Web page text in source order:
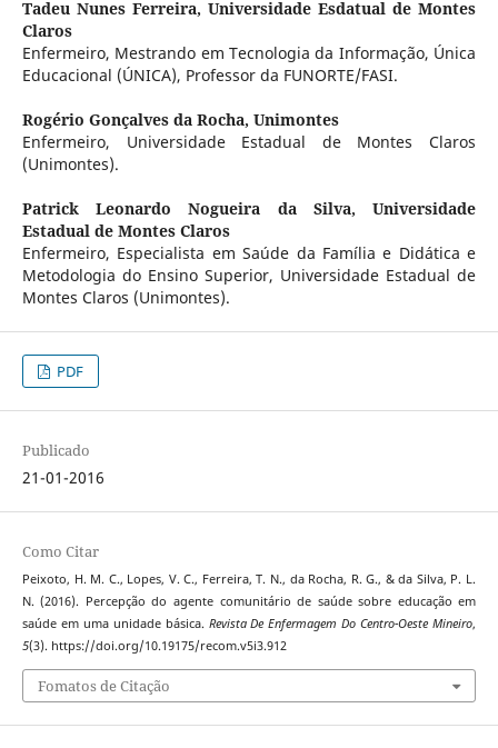
Tadeu Nunes Ferreira, Universidade Esdatual de Montes
Claros
Enfermeiro, Mestrando em Tecnologia da Informação, Única
Educacional (ÚNICA), Professor da FUNORTE/FASI.
Rogério Gonçalves da Rocha, Unimontes
Enfermeiro, Universidade Estadual de Montes Claros
(Unimontes).
Patrick Leonardo Nogueira da Silva,Universidade
Estadual de Montes Claros
Enfermeiro, Especialista em Saúde da Família e Didática e
Metodologia do Ensino Superior, Universidade Estadual de
Montes Claros (Unimontes).
PDF
Publicado
21-01-2016
Como Citar
Peixoto, H. M. C., Lopes, V. C., Ferreira, T. N., da Rocha, R. G., & da Silva, P. L.
N. (2016). Percepção do agente comunitário de saúde sobre educação em
saúde em uma unidade básica. Revista De Enfermagem Do Centro-Oeste Mineiro,
5(3). https://doi.org/10.19175/recom.v5i3.912
Fomatos de Citação